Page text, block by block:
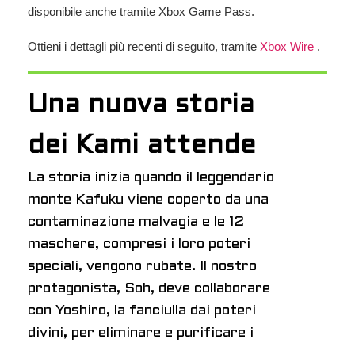
disponibile anche tramite Xbox Game Pass.
Ottieni i dettagli più recenti di seguito, tramite Xbox Wire .
Una nuova storia
dei Kami attende
La storia inizia quando il leggendario
monte Kafuku viene coperto da una
contaminazione malvagia e le 12
maschere, compresi i loro poteri
speciali, vengono rubate. Il nostro
protagonista, Soh, deve collaborare
con Yoshiro, la fanciulla dai poteri
divini, per eliminare e purificare i